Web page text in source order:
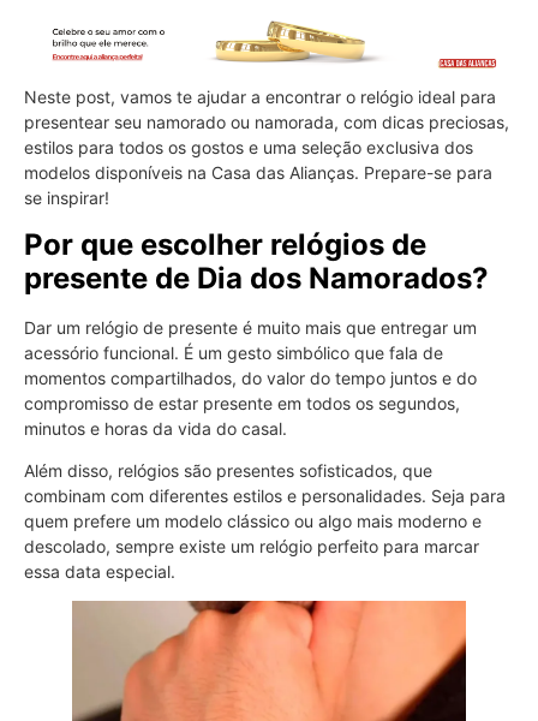
Neste post, vamos te ajudar a encontrar o relógio ideal para
presentear seu namorado ou namorada, com dicas preciosas,
estilos para todos os gostos e uma seleção exclusiva dos
modelos disponíveis na Casa das Alianças. Prepare-se para
se inspirar!
Por que escolher relógios de
presente de Dia dos Namorados?
Dar um relógio de presente é muito mais que entregar um
acessório funcional. É um gesto simbólico que fala de
momentos compartilhados, do valor do tempo juntos e do
compromisso de estar presente em todos os segundos,
minutos e horas da vida do casal.
Além disso, relógios são presentes sofisticados, que
combinam com diferentes estilos e personalidades. Seja para
quem prefere um modelo clássico ou algo mais moderno e
descolado, sempre existe um relógio perfeito para marcar
essa data especial.